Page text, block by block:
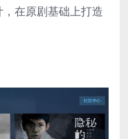
在原剧基础上打造